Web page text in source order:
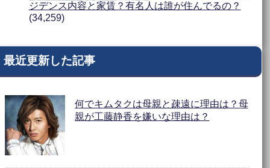
ジデンス内容と家賃？有名人は誰が住んでるの？
(34,259)
最近更新した記事
何でキムタクは母親と疎遠に理由は？母
親が工藤静香を嫌いな理由は？